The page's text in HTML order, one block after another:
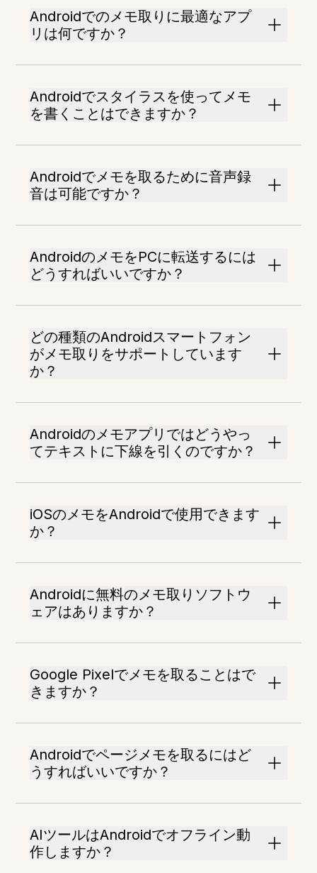
Androidでのメモ取りに最適なアプ
リは何ですか？
Androidでスタイラスを使ってメモ
を書くことはできますか？
Androidでメモを取るために音声録
音は可能ですか？
AndroidのメモをPCに転送するには
どうすればいいですか？
どの種類のAndroidスマートフォン
がメモ取りをサポートしています
か？
Androidのメモアプリではどうやっ
てテキストに下線を引くのですか？
iOSのメモをAndroidで使用できます
か？
Androidに無料のメモ取りソフトウ
ェアはありますか？
Google Pixelでメモを取ることはで
きますか？
Androidでページメモを取るにはど
うすればいいですか？
AIツールはAndroidでオフライン動
作しますか？